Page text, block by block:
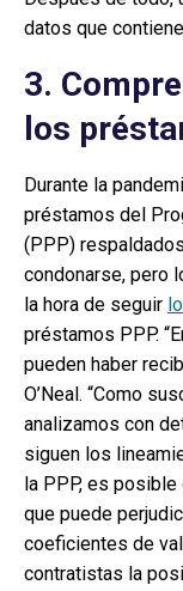
datos que
3.
los
Durante la
préstamos del
(PPP)
condonarse, pero
la hora de seguir
préstamos PPP.
pueden haber
O’Neal. “Como
analizamos con
siguen los
la PPP, es
que puede
coeficientes de
contratistas la